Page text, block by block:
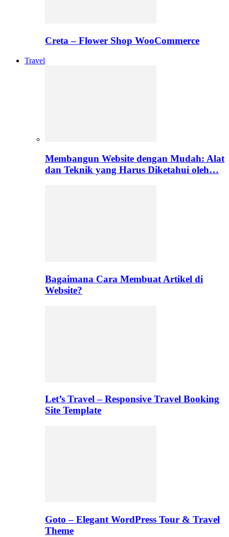
Creta – Flower Shop WooCommerce
Travel
Membangun Website dengan Mudah: Alat
dan Teknik yang Harus Diketahui oleh…
Bagaimana Cara Membuat Artikel di
Website?
Let’s Travel – Responsive Travel Booking
Site Template
Goto – Elegant WordPress Tour & Travel
Theme